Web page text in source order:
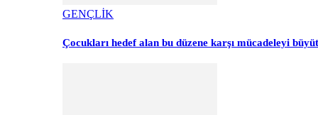
GENÇLİK
Çocukları hedef alan bu düzene karşı mücadeleyi